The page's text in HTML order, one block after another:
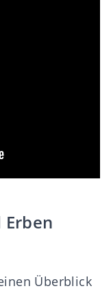
Überblick